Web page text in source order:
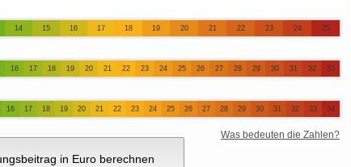
14 15 16 17 18 19 20 21 22 23 24 25
16 17 18 19 20 21 22 23 24 25 26 27 28 29 30 31 32 33
16 17 18 19 20 21 22 23 24 25 26 27 28 29 30 31 32 33 34
in Euro berechnen
Was bedeuten die Zahlen?